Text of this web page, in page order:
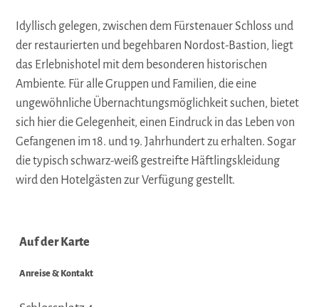
Idyllisch gelegen, zwischen dem Fürstenauer Schloss und
der restaurierten und begehbaren Nordost-Bastion, liegt
das Erlebnishotel mit dem besonderen historischen
Ambiente. Für alle Gruppen und Familien, die eine
ungewöhnliche Übernachtungsmöglichkeit suchen, bietet
sich hier die Gelegenheit, einen Eindruck in das Leben von
Gefangenen im 18. und 19. Jahrhundert zu erhalten. Sogar
die typisch schwarz-weiß gestreifte Häftlingskleidung
wird den Hotelgästen zur Verfügung gestellt.
Auf der Karte
Anreise & Kontakt